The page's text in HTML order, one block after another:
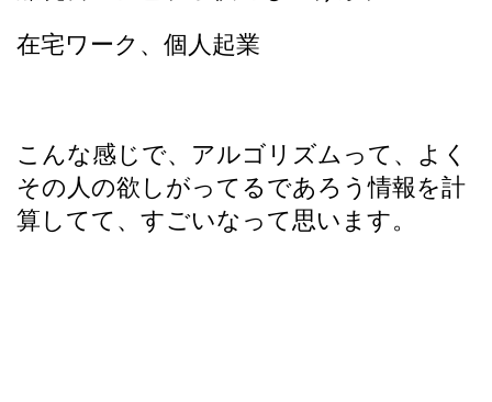
在宅ワーク、個人起業
こんな感じで、アルゴリズムって、よく
その人の欲しがってるであろう情報を計
算してて、すごいなって思います。